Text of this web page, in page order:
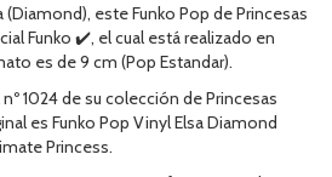
(Diamond), este Funko Pop de Princesas
Funko ✔️, el cual está realizado en
es de 9 cm (Pop Estandar).
1024 de su colección de Princesas
es Funko Pop Vinyl Elsa Diamond
Princess.